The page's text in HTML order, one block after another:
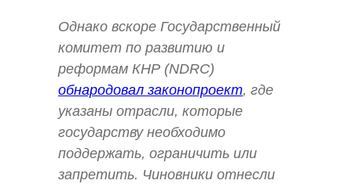
Однако вскоре Государственный
комитет по развитию и
реформам КНР (NDRC)
обнародовал законопроект, где
указаны отрасли, которые
государству необходимо
поддержать, ограничить или
запретить. Чиновники отнесли